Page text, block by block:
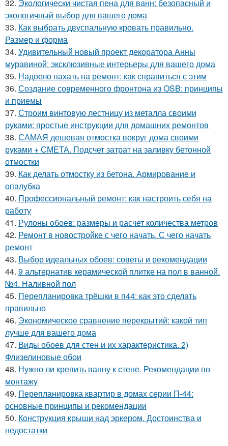
32. Экологически чистая пена для ванн: безопасный и
экологичный выбор для вашего дома
33. Как выбрать двуспальную кровать правильно.
Размер и форма
34. Удивительный новый проект декоратора Анны
муравиной: эксклюзивные интерьеры для вашего дома
35. Надоело пахать на ремонт: как справиться с этим
36. Создание современного фронтона из OSB: принципы
и приемы
37. Строим винтовую лестницу из металла своими
руками: простые инструкции для домашних ремонтов
38. САМАЯ дешевая отмостка вокруг дома своими
руками + СМЕТА. Подсчет затрат на заливку бетонной
отмостки
39. Как делать отмостку из бетона. Армирование и
опалубка
40. Профессиональный ремонт: как настроить себя на
работу
41. Рулоны обоев: размеры и расчет количества метров
42. Ремонт в новостройке с чего начать. С чего начать
ремонт
43. Выбор идеальных обоев: советы и рекомендации
44. 9 альтернатив керамической плитке на пол в ванной.
№4. Наливной пол
45. Перепланировка трёшки в п44: как это сделать
правильно
46. Экономическое сравнение перекрытий: какой тип
лучше для вашего дома
47. Виды обоев для стен и их характеристика. 2)
Флизелиновые обои
48. Нужно ли крепить ванну к стене. Рекомендации по
монтажу
49. Перепланировка квартир в домах серии П-44:
основные принципы и рекомендации
50. Конструкция крыши над эркером. Достоинства и
недостатки